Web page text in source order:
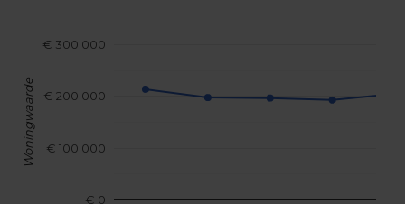
€ 0
€ 100.000
€ 200.000
€ 300.000
Woningwaarde